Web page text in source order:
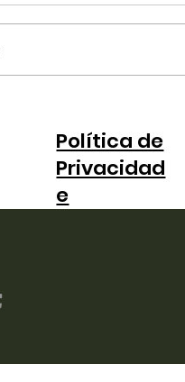
Política de
Privacidad
e